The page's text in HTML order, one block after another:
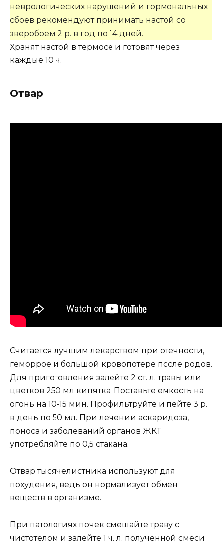
неврологических нарушений и гормональных
сбоев рекомендуют принимать настой со
зверобоем 2 р. в год по 14 дней.
Хранят настой в термосе и готовят через
каждые 10 ч.
Отвар
Считается лучшим лекарством при отечности,
геморрое и большой кровопотере после родов.
Для приготовления залейте 2 ст. л. травы или
цветков 250 мл кипятка. Поставьте емкость на
огонь на 10-15 мин. Профильтруйте и пейте 3 р.
в день по 50 мл. При лечении аскаридоза,
поноса и заболеваний органов ЖКТ
употребляйте по 0,5 стакана.
Отвар тысячелистника используют для
похудения, ведь он нормализует обмен
веществ в организме.
При патологиях почек смешайте траву с
чистотелом и залейте 1 ч. л. полученной смеси